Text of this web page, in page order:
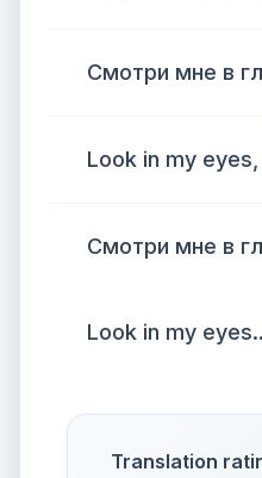
Смотри мне в
Look in my eyes,
Смотри мне в
Look in my
Translation